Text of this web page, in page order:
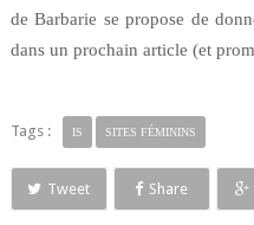
de Barbarie se propose de
dans un prochain article (et
Tags : IS SITES FÉMININS
Tweet Share